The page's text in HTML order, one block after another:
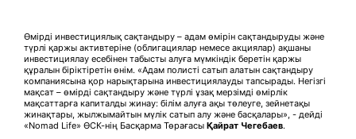
Өмірді инвестициялық сақтандыру – адам өмірін сақтандыруды және
түрлі қаржы активтеріне (облигациялар немесе акциялар) ақшаны
инвестициялау есебінен табысты алуға мүмкіндік беретін қаржы
құралын біріктіретін өнім. «Адам полисті сатып алатын сақтандыру
компаниясына қор нарықтарына инвестициялауды тапсырады. Негізгі
мақсат – өмірді сақтандыру және түрлі ұзақ мерзімді өмірлік
мақсаттарға капиталды жинау: білім алуға ақы төлеуге, зейнетақы
жинақтары, жылжымайтын мүлік сатып алу және басқалары», - дейді
«Nomad Life» ӨСК-нің Басқарма Төрағасы Қайрат Чегебаев.